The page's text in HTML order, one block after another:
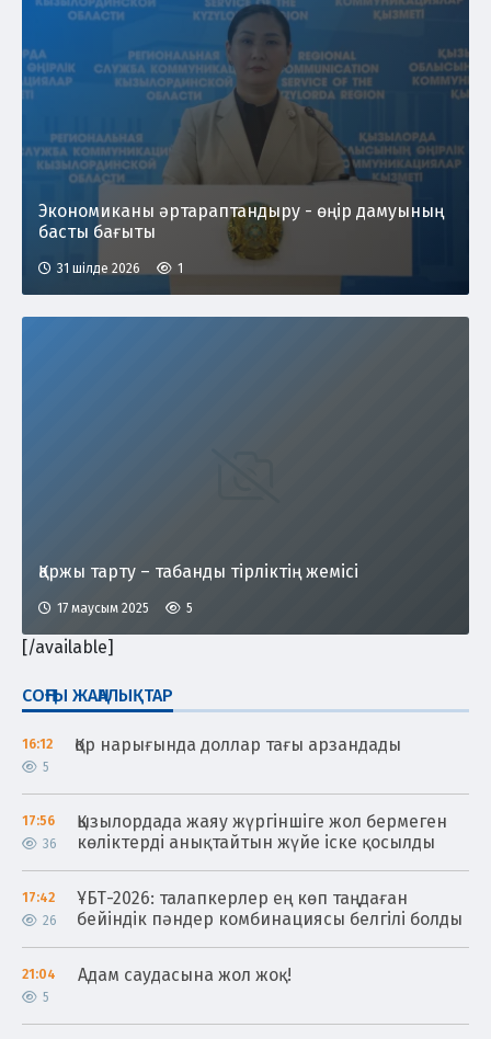
СОҢҒЫ ЖАҢАЛЫҚТАР
16:12
5
Қор нарығында доллар тағы арзандады
17:56
36
Қызылордада жаяу жүргіншіге жол бермеген
көліктерді анықтайтын жүйе іске қосылды
17:42
26
ҰБТ-2026: талапкерлер ең көп таңдаған
бейіндік пәндер комбинациясы белгілі болды
21:04
5
Адам саудасына жол жоқ!
Экономиканы әртараптандыру - өңір дамуының
басты бағыты
31 шілде 2026 1
Қаржы тарту – табанды тірліктің жемісі
17 маусым 2025 5
[/available]